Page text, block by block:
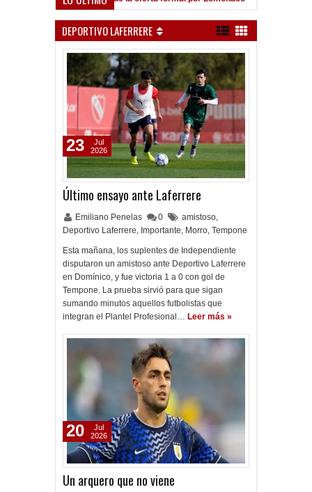
DEPORTIVO LAFERRERE
Último ensayo ante Laferrere
Emiliano Penelas 0 amistoso,
Deportivo Laferrere, Importante, Morro, Tempone
Esta mañana, los suplentes de Independiente
disputaron un amistoso ante Deportivo Laferrere
en Domínico, y fue victoria 1 a 0 con gol de
Tempone. La prueba sirvió para que sigan
sumando minutos aquellos futbolistas que
integran el Plantel Profesional… Leer más »
23
Jul
2026
Un arquero que no viene
20
Jul
2026